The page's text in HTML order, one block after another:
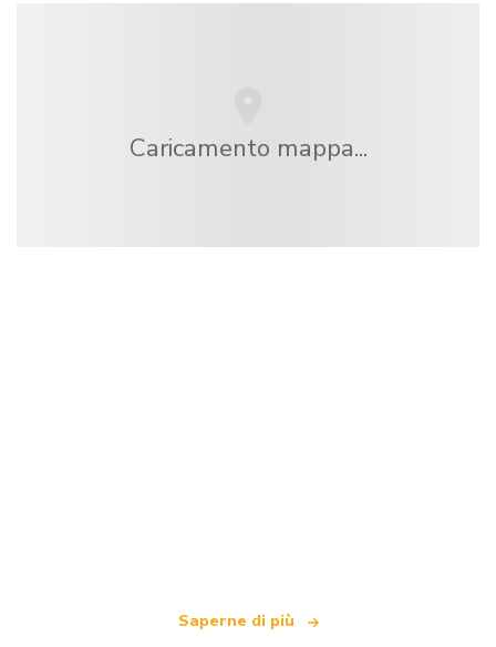
Caricamento mappa...
Saperne di più